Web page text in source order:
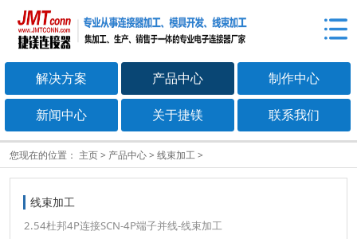
解决方案 产品中心 制作中心
新闻中心 关于捷镁 联系我们
您现在的位置： 主页> 产品中心> 线束加工 >
线束加工
2.54杜邦4P连接SCN-4P端子并线-线束加工